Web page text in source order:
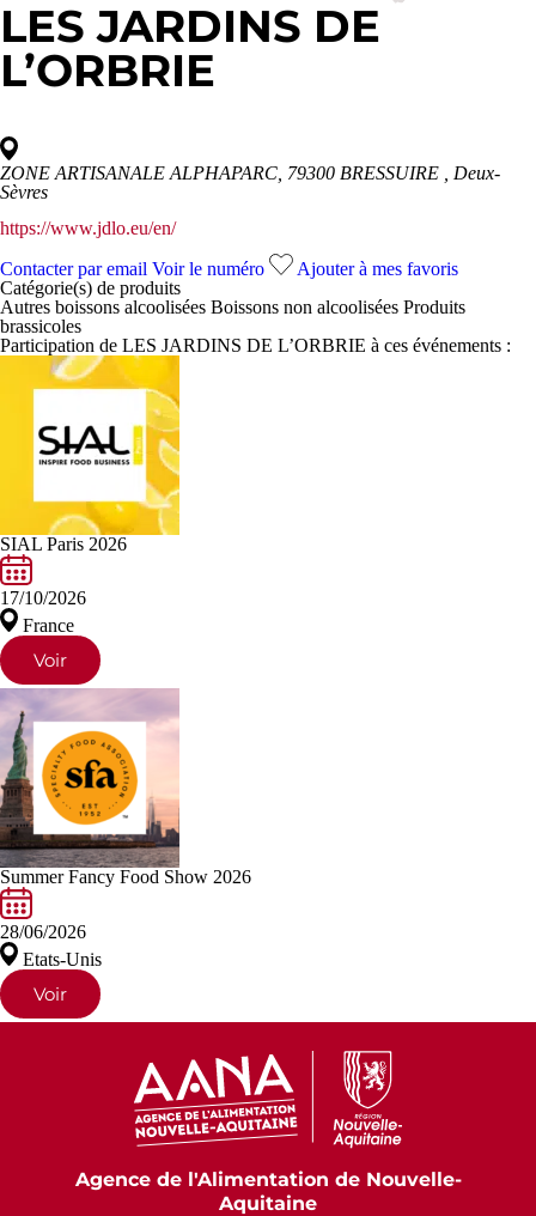
LES JARDINS DE
L’ORBRIE
ZONE ARTISANALE ALPHAPARC, 79300 BRESSUIRE
, Deux-
Sèvres
https://www.jdlo.eu/en/
Contacter par email Voir le numéro
Ajouter à mes favoris
Catégorie(s) de produits
Autres boissons alcoolisées Boissons non alcoolisées Produits
brassicoles
Participation de LES JARDINS DE L’ORBRIE à ces événements :
SIAL Paris 2026
17/10/2026
France
Voir
Summer Fancy Food Show 2026
28/06/2026
Etats-Unis
Voir
Agence de l'Alimentation de Nouvelle-
Aquitaine